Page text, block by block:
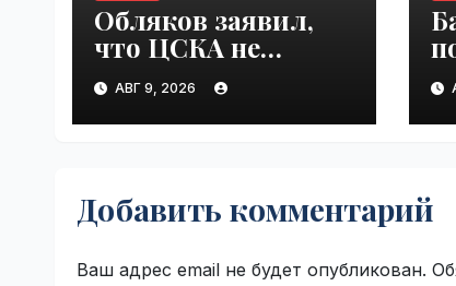
Обляков заявил,
что ЦСКА не
хватает Акинфеева
| VseTime.ru
АВГ 9, 2026
Добавить комментарий
Ваш адрес email не будет опубликован.